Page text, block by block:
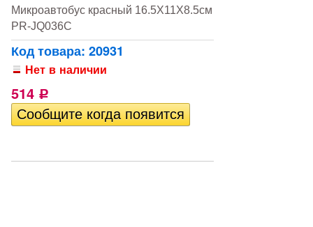
Микроавтобус красный 16.5X11X8.5см
PR-JQ036C
Код товара: 20931
Нет в наличии
514 Р